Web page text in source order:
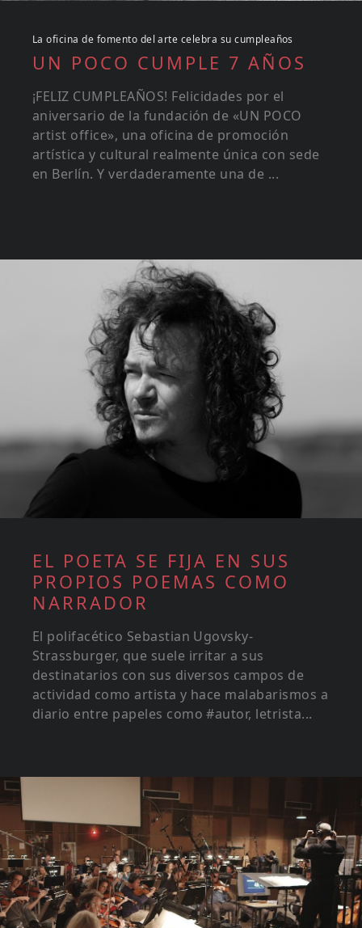
La oficina de fomento del arte celebra su cumpleaños
UN POCO CUMPLE 7 AÑOS
¡FELIZ CUMPLEAÑOS! Felicidades por el
aniversario de la fundación de «UN POCO
artist office», una oficina de promoción
artística y cultural realmente única con sede
en Berlín. Y verdaderamente una de ...
EL POETA SE FIJA EN SUS
PROPIOS POEMAS COMO
NARRADOR
El polifacético Sebastian Ugovsky-
Strassburger, que suele irritar a sus
destinatarios con sus diversos campos de
actividad como artista y hace malabarismos a
diario entre papeles como #autor, letrista...